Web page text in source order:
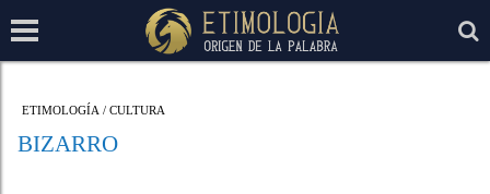
ETIMOLOGÍA / CULTURA
BIZARRO